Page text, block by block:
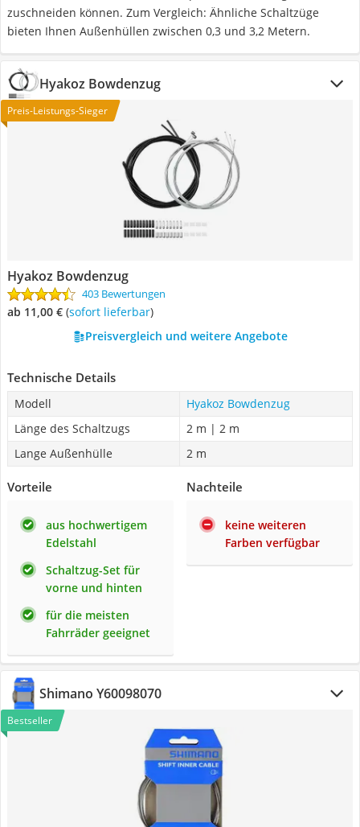
zuschneiden können. Zum Vergleich: Ähnliche Schaltzüge
bieten Ihnen Außenhüllen zwischen 0,3 und 3,2 Metern.
Hyakoz Bowdenzug
Preis-Leistungs-Sieger
Hyakoz Bowdenzug
403 Bewertungen
ab 11,00 € ( Sofort lieferbar)
Preisvergleich und weitere Angebote
Technische Details
Modell
Hyakoz Bowdenzug
Länge des Schaltzugs
2 m | 2 m
Lange Außenhülle
2 m
Vorteile
aus hochwertigem
Edelstahl
Schaltzug-Set für
vorne und hinten
für die meisten
Fahrräder geeignet
Nachteile
keine weiteren
Farben verfügbar
Shimano Y60098070
Bestseller